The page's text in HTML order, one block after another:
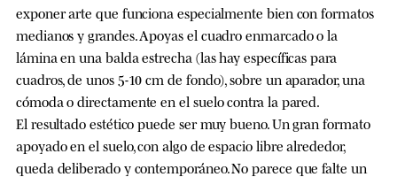
exponer arte que funciona especialmente bien con formatos
medianos y grandes. Apoyas el cuadro enmarcado o la
lámina en una balda estrecha (las hay específicas para
cuadros, de unos 5-10 cm de fondo), sobre un aparador, una
cómoda o directamente en el suelo contra la pared.
El resultado estético puede ser muy bueno. Un gran formato
apoyado en el suelo, con algo de espacio libre alrededor,
queda deliberado y contemporáneo. No parece que falte un